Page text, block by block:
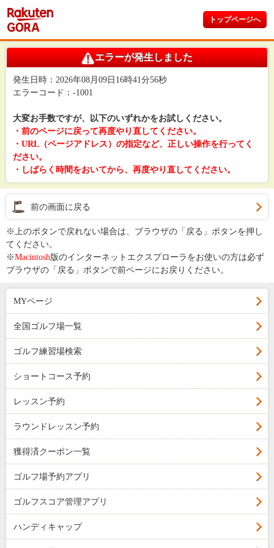
トップページへ
エラーが発生しました
発生日時：2026年08月09日16時41分56秒
エラーコード：-1001
大変お手数ですが、以下のいずれかをお試しください。
・前のページに戻って再度やり直してください。
・URL（ページアドレス）の指定など、正しい操作を行ってく
ださい。
・しばらく時間をおいてから、再度やり直してください。
前の画面に戻る
※上のボタンで戻れない場合は、ブラウザの「戻る」ボタンを押し
てください。
※Macintosh版のインターネットエクスプローラをお使いの方は必ず
ブラウザの「戻る」ボタンで前ページにお戻りください。
MYページ
全国ゴルフ場一覧
ゴルフ練習場検索
ショートコース予約
レッスン予約
ラウンドレッスン予約
獲得済クーポン一覧
ゴルフ場予約アプリ
ゴルフスコア管理アプリ
ハンディキャップ